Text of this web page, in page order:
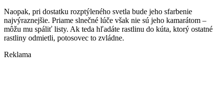
Naopak, pri dostatku rozptýleného svetla bude jeho sfarbenie
najvýraznejšie. Priame slnečné lúče však nie sú jeho kamarátom –
môžu mu spáliť listy. Ak teda hľadáte rastlinu do kúta, ktorý ostatné
rastliny odmietli, potosovec to zvládne.
Reklama